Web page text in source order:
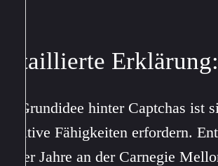
Detaillierte
Die Grundidee hinter Captchas ist
kognitive Fähigkeiten erfordern.
1990er Jahre an der Carnegie